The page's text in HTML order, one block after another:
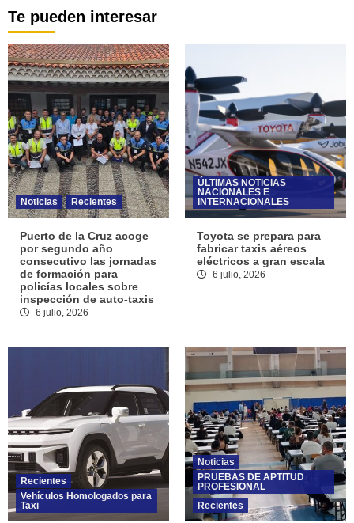
Te pueden interesar
Noticias Recientes
Puerto de la Cruz acoge
por segundo año
consecutivo las jornadas
de formación para
policías locales sobre
inspección de auto-taxis
6 julio, 2026
ÚLTIMAS NOTICIAS
NACIONALES E
INTERNACIONALES
Toyota se prepara para
fabricar taxis aéreos
eléctricos a gran escala
6 julio, 2026
Recientes
Vehículos Homologados para
Taxi
Noticias
PRUEBAS DE APTITUD
PROFESIONAL
Recientes